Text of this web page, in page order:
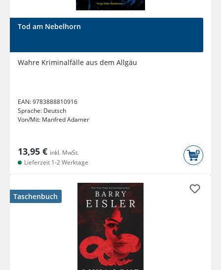
Tod am Nebelhorn
Wahre Kriminalfälle aus dem Allgäu
EAN:9783888810916
Sprache: Deutsch
Von/Mit: Manfred Adamer
13,95 € inkl. MwSt.
Lieferzeit 1-2 Werktage
Taschenbuch